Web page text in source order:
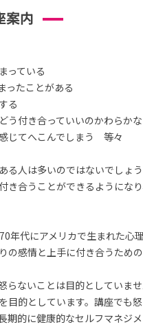
案内
っている
ったことがある
る
う付き合っていいのかわらか
じてへこんでしまう 等々
る人は多いのではないでしょ
き合うことができるようにな
年代にアメリカで生まれた心
の感情と上手に付き合うため
らないことは目的としていま
目的としています。講座でも
期的に健康的なセルフマネジ